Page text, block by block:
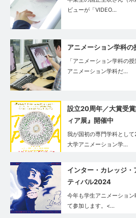
ビューが「VIDEO…
アニメーション学科
「アニメーション学科の
アニメーション学科だ…
設立20周年／大賞受
ィア展』開催中
我が国初の専門学科とし
大学アニメーション学…
インター・カレッジ
ティバル2024
今年も学生アニメーショ
て参加します。<…